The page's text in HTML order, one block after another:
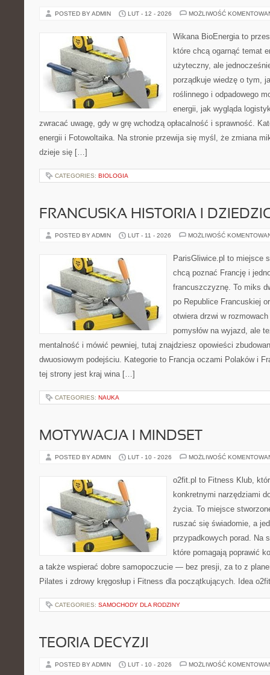
POSTED BY ADMIN LUT - 12 - 2026 MOŻLIWOŚĆ
Wikana BioEnergia to
które chcą ogarnąć temat
użyteczny, ale
porządkuje wiedzę o tym,
roślinnego i odpadowego
energii, jak wygląda
zwracać uwagę, gdy w grę wchodzą opłacalność i sprawność.
energii i Fotowoltaika. Na stronie przewija się myśl, że zmiana
dzieje się […]
CATEGORIES: BIOLOGIA
FRANCUSKA HISTORIA I
POSTED BY ADMIN LUT - 11 - 2026 MOŻLIWOŚĆ
ParisGliwice.pl to miejsce
chcą poznać Francję i
francuszczyznę. To miks
po Republice Francuskiej
otwiera drzwi w
pomysłów na wyjazd, ale
mentalność i mówić pewniej, tutaj znajdziesz opowieści
dwuosiowym podejściu. Kategorie to Francja oczami Polaków i
tej strony jest kraj wina […]
CATEGORIES: NAUKA
MOTYWACJA I MINDSET
POSTED BY ADMIN LUT - 10 - 2026 MOŻLIWOŚĆ
o2fit.pl to Fitness Klub,
konkretnymi narzędziami
życia. To miejsce
ruszać się świadomie, a
przypadkowych porad. Na
które pomagają poprawić
a także wspierać dobre samopoczucie — bez presji, za to z
Pilates i zdrowy kręgosłup i Fitness dla początkujących. Idea
CATEGORIES: SAMOCHODY DLA RODZINY
TEORIA DECYZJI
POSTED BY ADMIN LUT - 10 - 2026 MOŻLIWOŚĆ